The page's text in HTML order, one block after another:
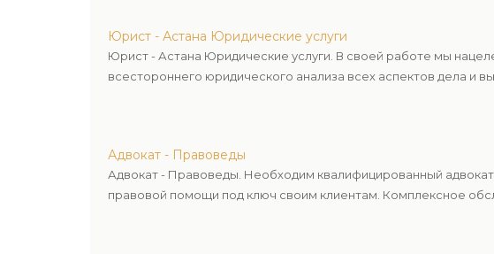
Юрист - Астана Юридические услуги
Юрист - Астана Юридические услуги. В своей работе мы
всестороннего юридического анализа всех аспектов дела и
Адвокат - Правоведы
Адвокат - Правоведы. Необходим квалифицированный
правовой помощи под ключ своим клиентам. Комплексное